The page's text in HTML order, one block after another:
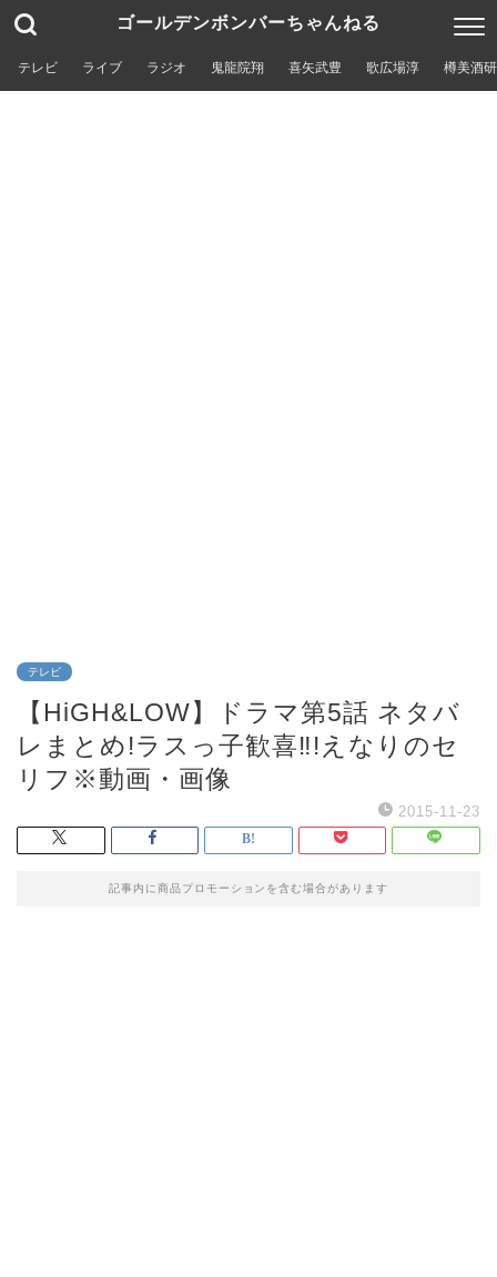
ゴールデンボンバーちゃんねる
テレビ ライブ ラジオ 鬼龍院翔 喜矢武豊 歌広場淳 樽美酒
テレビ
【HiGH&LOW】ドラマ第5話 ネタバ
レまとめ!ラスっ子歓喜‼!えなりのセ
リフ※動画・画像
2015-11-23
記事内に商品プロモーションを含む場合があります